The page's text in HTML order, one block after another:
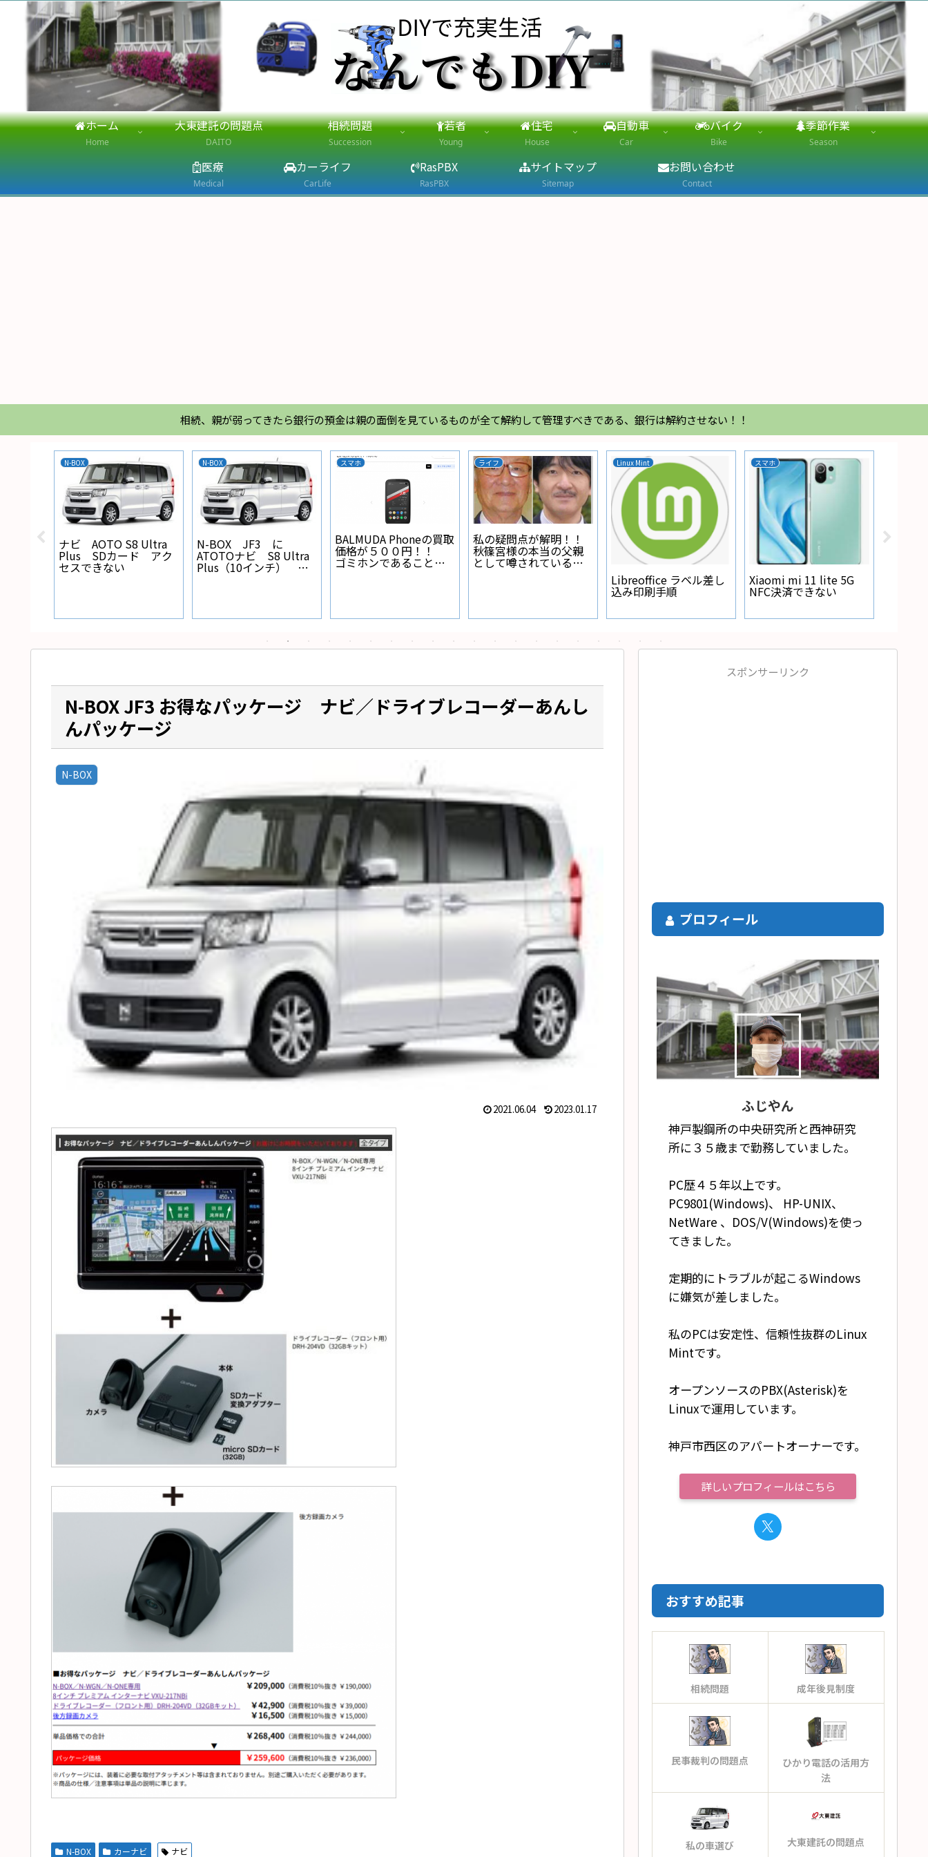
ホーム
Home
大東建託の問題点
DAITO
相続問題
Succession
若者
Young
住宅
House
自動車
Car
バイク
Bike
季節作業
Season
医療
Medical
カーライフ
CarLife
RasPBX
RasPBX
サイトマップ
Sitemap
お問い合わせ
Contact
相続、親が弱ってきたら銀行の預金は親の面倒を見ているものが全て解約して管理すべきである、銀行は解約させない！！
ナビ AOTO S8 Ultra
Plus SDカード アク
セスできない
N-BOX JF3 に
ATOTOナビ S8 Ultra
Plus（10インチ） を
BALMUDA Phoneの買取
価格が５００円！！
ゴミホンであることが
証明された
ライフ
私の疑問点が解明！！
秋篠宮様の本当の父親
として噂されている人
Linux Mint
Libreoffice ラベル差し
込み印刷手順
Xiaomi mi 11 lite 5G
NFC決済できない
家電
が点灯しない
N-BOX JF3 お得なパッケージ ナビ／ドライブレコーダーあんし
んパッケージ
N-BOX
2021.06.04 2023.01.17
N-BOX カーナビ ナビ
スポンサーリンク
プロフィール
ふじやん
神戸製鋼所の中央研究所と西神研究
所に３５歳まで勤務していました。
PC歴４５年以上です。
PC9801(Windows)、 HP-UNIX、
NetWare 、DOS/V(Windows)を使っ
てきました。
定期的にトラブルが起こるWindows
に嫌気が差しました。
私のPCは安定性、信頼性抜群のLinux
Mintです。
オープンソースのPBX(Asterisk)を
Linuxで運用しています。
神戸市西区のアパートオーナーです。
詳しいプロフィールはこちら
おすすめ記事
相続問題 成年後見制度
民事裁判の問題点
ひかり電話の活用方
法
私の車選び 大東建託の問題点